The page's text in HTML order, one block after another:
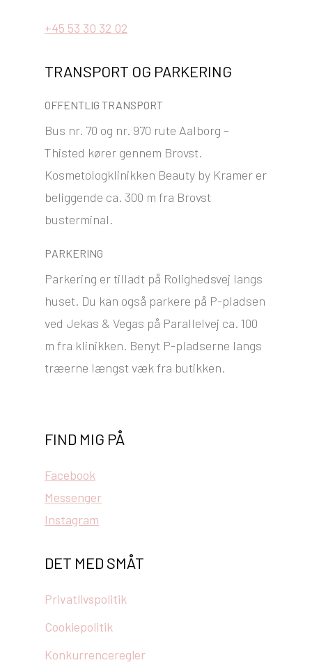
+45 53 30 32 02
TRANSPORT OG PARKERING
OFFENTLIG TRANSPORT
Bus nr. 70 og nr. 970 rute Aalborg –
Thisted kører gennem Brovst.
Kosmetologklinikken Beauty by Kramer er
beliggende ca. 300 m fra Brovst
busterminal.
PARKERING
Parkering er tilladt på Rolighedsvej langs
huset. Du kan også parkere på P-pladsen
ved Jekas & Vegas på Parallelvej ca. 100
m fra klinikken. Benyt P-pladserne langs
træerne længst væk fra butikken.
FIND MIG PÅ
Facebook
Messenger
Instagram
DET MED SMÅT
Privatlivspolitik
Cookiepolitik
Konkurrenceregler